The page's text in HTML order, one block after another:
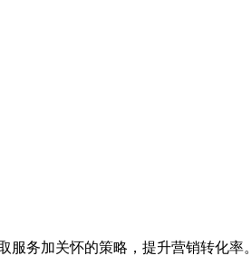
务加关怀的策略，提升营销转化